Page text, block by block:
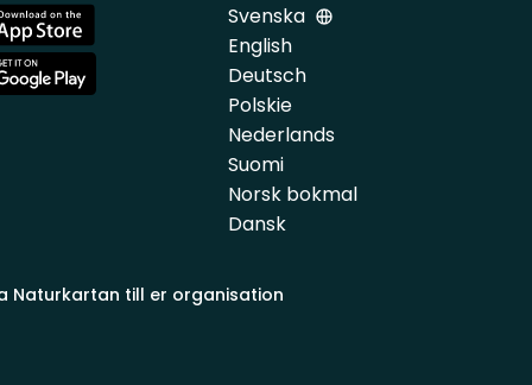
Svenska
English
Deutsch
Polskie
Nederlands
Suomi
Norsk bokmal
Dansk
Naturkartan till er organisation